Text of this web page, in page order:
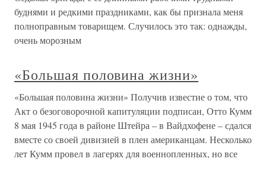
буднями и редкими праздниками, как бы признала меня
полноправным товарищем. Случилось это так: однажды,
очень морозным
«Большая половина жизни»
«Большая половина жизни» Получив известие о том, что
Акт о безоговорочной капитуляции подписан, Отто Кумм
8 мая 1945 года в районе Штейра – в Вайдхофене – сдался
вместе со своей дивизией в плен американцам. Несколько
лет Кумм провел в лагерях для военнопленных, но все